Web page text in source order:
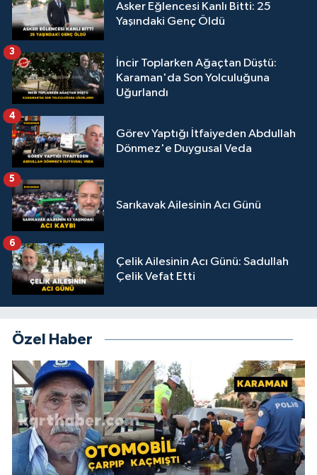
Asker Eğlencesi Kanlı Bitti: 25
Yaşındaki Genç Öldü
İncir Toplarken Ağaçtan Düştü:
Karaman'da Son Yolculuğuna
Uğurlandı
3
Görev Yaptığı İtfaiyeden Abdullah
Dönmez'e Duygusal Veda
4
Sarıkavak Ailesinin Acı Günü
5
Çelik Ailesinin Acı Günü: Sadullah
Çelik Vefat Etti
6
Özel Haber